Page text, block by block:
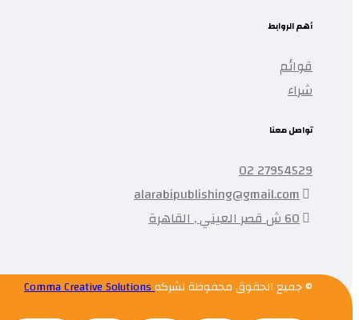
أهم الروابط
قوائم
شراء
تواصل معنا
27954529 02
alarabipublishing@gmail.com
60 ش قصر العيني , القاهرة
© جميع الحقوق محفوظة لشركهComma Creative Solutions